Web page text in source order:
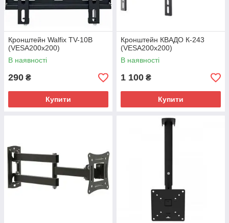
Кронштейн Walfix TV-10B
(VESA200х200)
В наявності
290 ₴
Купити
Кронштейн КВАДО К-243
(VESA200х200)
В наявності
1 100 ₴
Купити